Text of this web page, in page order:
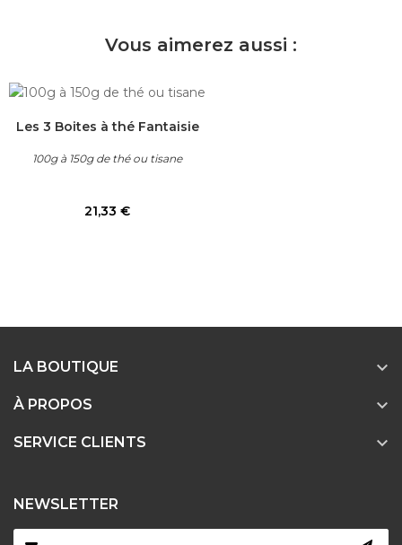
Vous aimerez aussi :
Les 3 Boites à thé Fantaisie
100g à 150g de thé ou tisane
Prix
21,33 €
LA BOUTIQUE 
À PROPOS 
SERVICE CLIENTS 
NEWSLETTER